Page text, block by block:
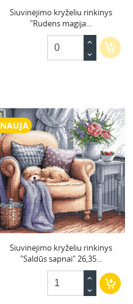
Siuvinėjimo kryželiu rinkinys
"Rudens magija...
NAUJA
Siuvinėjimo kryželiu rinkinys
"Saldūs sapnai" 26,35...